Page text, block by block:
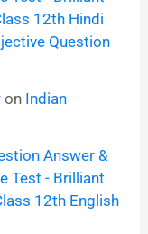
12th Hindi
Question
on Indian
Answer &
Test - Brilliant
12th English